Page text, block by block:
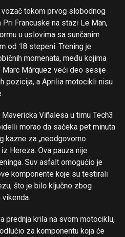
tokom prvog slobodnog
Pri Francuske na stazi Le Man,
u uslovima sa sunčanim
od 18 stepeni. Trening je
momenata, među kojima
Marc Márquez veći deo sesije
pozicija, a Aprilia motocikli nisu
Viñalesa u timu Tech3
morao da sačeka pet minuta
kazne za „neodgovorno
Hereza. Ova pauza nije
Suv asfalt omogućio je
komponente koje su testirali
što je bilo ključno zbog
prednja krila na svom motociklu,
za komponentu koja će